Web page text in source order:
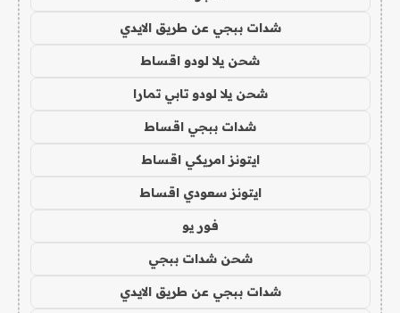
شدات ببجي عن طريق الايدي
شحن يلا لودو اقساط
شحن يلا لودو تابي تمارا
شدات ببجي اقساط
ايتونز امريكي اقساط
ايتونز سعودي اقساط
فور يو
شحن شدات ببجي
شدات ببجي عن طريق الايدي